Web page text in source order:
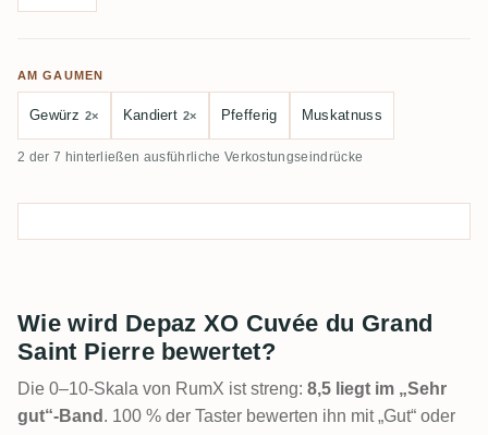
AM GAUMEN
Gewürz 2× Kandiert 2× Pfefferig Muskatnuss
2 der 7 hinterließen ausführliche Verkostungseindrücke
Wie wird Depaz XO Cuvée du Grand
Saint Pierre bewertet?
Die 0–10-Skala von RumX ist streng: 8,5 liegt im „Sehr
gut“-Band . 100 % der Taster bewerten ihn mit „Gut“ oder